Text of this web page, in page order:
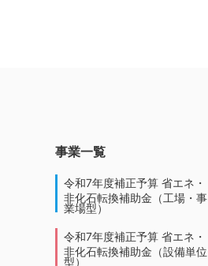
事業一覧
令和7年度補正予算 省エネ・
非化石転換補助金（工場・事
業場型）
令和7年度補正予算 省エネ・
非化石転換補助金（設備単位
型）